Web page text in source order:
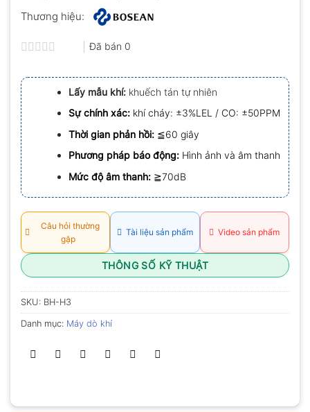
Thương hiệu:
xếp
hạng
0.0
5
sao
Đã bán 0
Lấy mẫu khí: khuếch tán tự nhiên
Sự chính xác: khí cháy: ±3%LEL / CO: ±50PPM
Thời gian phản hồi: ≦60 giây
Phương pháp báo động: Hình ảnh và âm thanh
Mức độ âm thanh: ≧70dB
Câu hỏi thường
gặp
Tài liệu sản phẩm Video sản phẩm
THÔNG SỐ KỸ THUẬT
SKU: BH-H3
Danh mục: Máy dò khí